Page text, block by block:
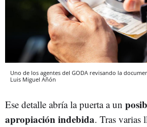
Uno de los agentes del GODA revisando la
Luis Miguel Añón
Ese detalle abría la puerta a un
apropiación indebida. Tras varias